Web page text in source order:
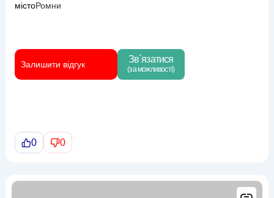
містоРомни
Залишити відгук Зв`язатися
(за можливості)
0 0